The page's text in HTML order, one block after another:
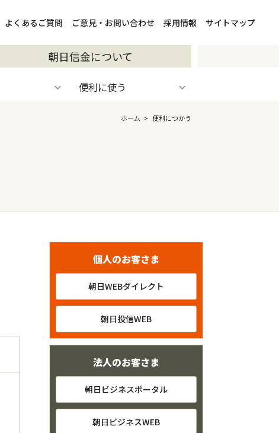
検索
よくあるご質問 ご意見・お問い合わせ 採用情報 サイトマップ
朝日信金について
便利に使う
ホーム > 便利につかう
個人のお客さま
朝日WEBダイレクト
朝日投信WEB
法人のお客さま
朝日ビジネスポータル
朝日ビジネスWEB